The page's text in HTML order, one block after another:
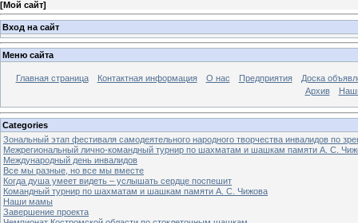
[Мой сайт]
Вход на сайт
Меню сайта
Главная страница Контактная информация О нас Предприятия
Доска
Архив
Categories
Зональный этап фестиваля самодеятельного народного творчества инвалидов по
Межрегиональный лично-командный турнир по шахматам и шашкам памяти А. С.
Международный день инвалидов
Все мы разные, но все мы вместе
Когда душа умеет видеть – услышать сердце поспешит
Командный турнир по шахматам и шашкам памяти А. С. Чижова
Наши мамы
Завершение проекта